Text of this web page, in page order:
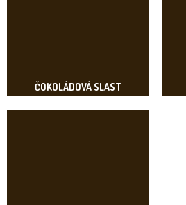
ČOKOLÁDOVÁ SLAST